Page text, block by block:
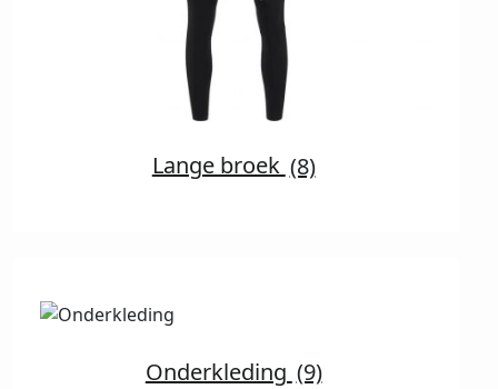
Lange broek (8)
Onderkleding (9)